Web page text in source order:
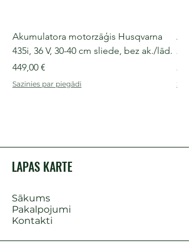
Akumulatora motorzāģis Husqvarna
435i, 36 V, 30-40 cm sliede, bez ak./lād.
Cena
449,00 €
Sazinies par piegādi
LAPAS KARTE
Sākums
Pakalpojumi
Kontakti